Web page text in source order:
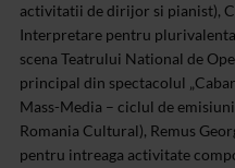
activitatii de dirijor si pianist),
Interpretare pentru
scena Teatrului National de
principal din spectacolul
Mass-Media – ciclul de emisiuni
Romania Cultural), Remus
pentru intreaga activitate